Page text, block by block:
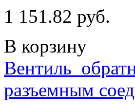
1 151.82 руб.
В корзину
разъемным